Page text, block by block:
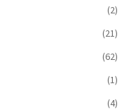
(2)
(21)
(62)
(1)
(4)